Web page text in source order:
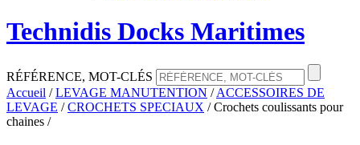
Technidis Docks Maritimes
RÉFÉRENCE, MOT-CLÉS
Accueil /LEVAGE MANUTENTION /ACCESSOIRES DE
LEVAGE /CROCHETS SPECIAUX /Crochets coulissants pour
chaines /